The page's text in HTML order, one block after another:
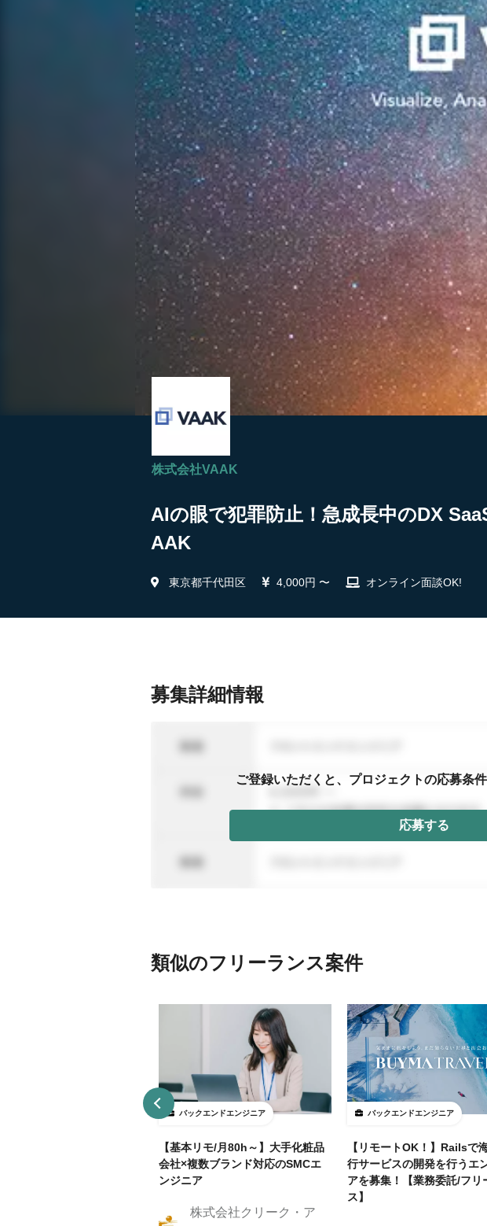
株式会社VAAK
AIの眼で犯罪防止！急成長中のDX
AAK
東京都千代田区 4,000円 〜 オンライン面談OK!
募集詳細情報
ご登録いただくと、プロジェクトの応募条
応募する
類似のフリーランス案件
バックエンドエンジニア
【基本リモ/月80h～】大手化粧品
会社×複数ブランド対応のSMCエ
ンジニア
株式会社クリーク・ア
バックエンドエンジニア
【リモートOK！】Railsで
行サービスの開発を行うエ
アを募集！【業務委託/フリ
ス】